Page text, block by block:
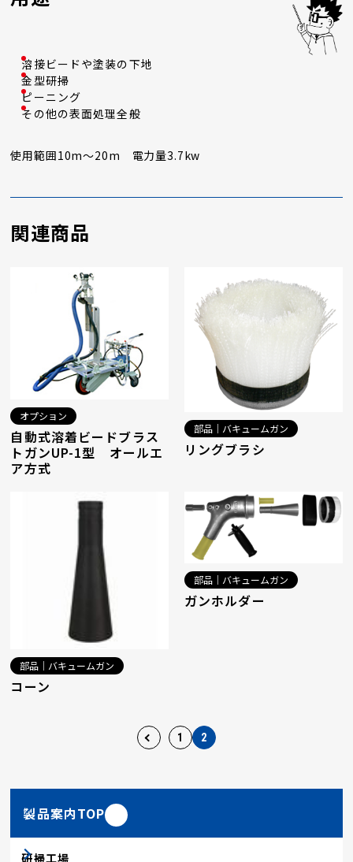
溶接ビードや塗装の下地
金型研掃
ピーニング
その他の表面処理全般
使用範囲10m～20m 電力量3.7kw
関連商品
オプション
自動式溶着ビードブラス
トガンUP-1型 オールエ
ア方式
部品｜バキュームガン
リングブラシ
部品｜バキュームガン
コーン
部品｜バキュームガン
ガンホルダー
1 2
製品案内TOP
研掃工場